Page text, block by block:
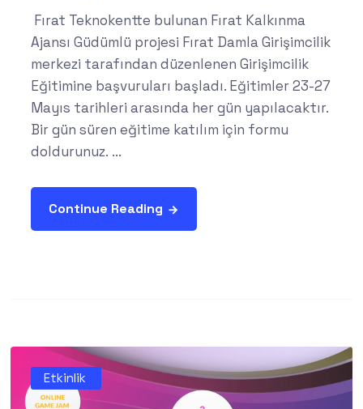
Fırat Teknokentte bulunan Fırat Kalkınma
Ajansı Güdümlü projesi Fırat Damla Girişimcilik
merkezi tarafından düzenlenen Girişimcilik
Eğitimine başvuruları başladı. Eğitimler 23-27
Mayıs tarihleri arasında her gün yapılacaktır.
Bir gün süren eğitime katılım için formu
doldurunuz. ...
Continue Reading
Etkinlik